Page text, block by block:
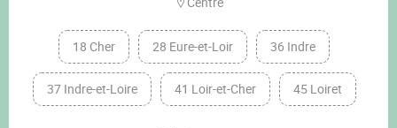
18 Cher 28 Eure-et-Loir 36 Indre
37 Indre-et-Loire 41 Loir-et-Cher 45 Loiret